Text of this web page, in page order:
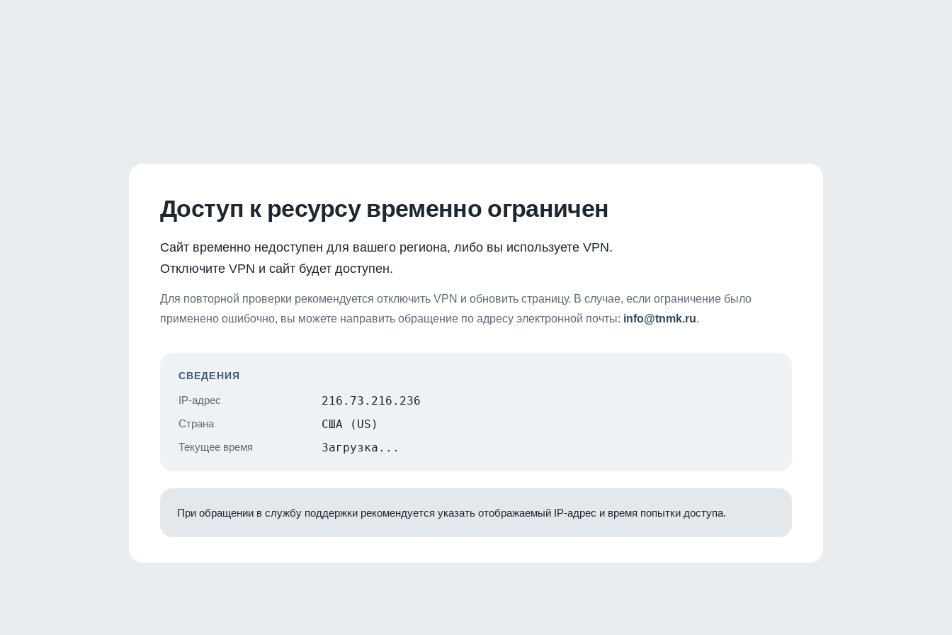
Доступ к ресурсу временно ограничен
Сайт временно недоступен для вашего региона, либо вы используете VPN.
Отключите VPN и сайт будет доступен.
Для повторной проверки рекомендуется отключить VPN и обновить страницу. В случае, если ограничение было
применено ошибочно, вы можете направить обращение по адресу электронной почты: info@tnmk.ru.
СВЕДЕНИЯ
IP-адрес 216.73.216.236
Страна США (US)
Текущее время Загрузка...
При обращении в службу поддержки рекомендуется указать отображаемый IP-адрес и время попытки доступа.